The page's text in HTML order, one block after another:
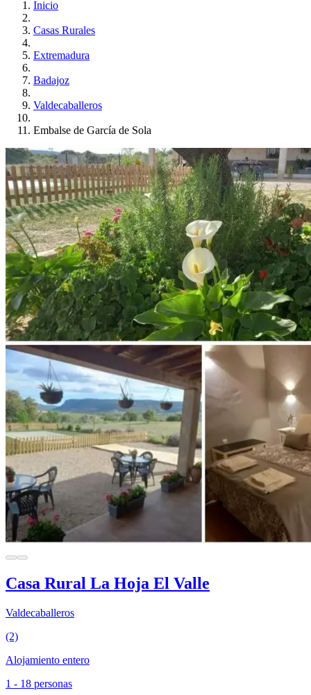
Inicio
Casas Rurales
Extremadura
Badajoz
Valdecaballeros
Embalse de García de Sola
Casa Rural La Hoja El Valle
Valdecaballeros
(2)
Alojamiento entero
1 - 18 personas